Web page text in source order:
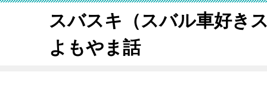
スバスキ（スバル車好き
よもやま話